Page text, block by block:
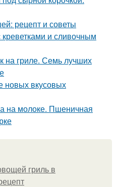
рецепт и советы
и сливочным
на гриле. Семь лучших
новых вкусовых
на молоке. Пшеничная
гриль в